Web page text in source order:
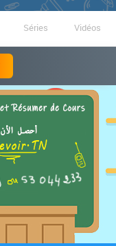
Séries Vidéos